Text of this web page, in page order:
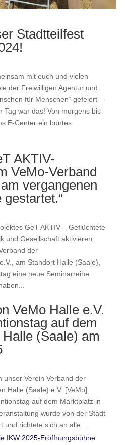
Stadtteilfest
mit euch und vielen
der Freiwilligen Agentur und
für Menschen“ gefeiert –
Tag war das! Von morgens bis
E-Center ein buntes
AKTIV-
VeMo-Verband
vergangenen
GeT AKTIV – Geflüchtete
und Gesellschaft aktivieren
der
am Standort Halle (Saale),
eine neue Seminarreihe
VeMo Halle e.V.
auf dem
(Saale) am
unser Verein Verband der
Halle (Saale) e.V. [VeMo]
auf dem Marktplatz in
wurde von der Stadt
und richtete sich an alle...